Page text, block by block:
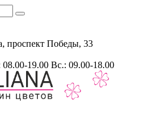
проспект Победы, 33
19.00 Вс.: 09.00-18.00